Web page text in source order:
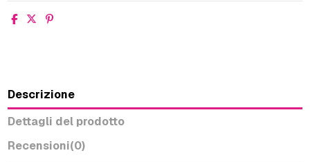
Descrizione
Dettagli del prodotto
Recensioni(0)